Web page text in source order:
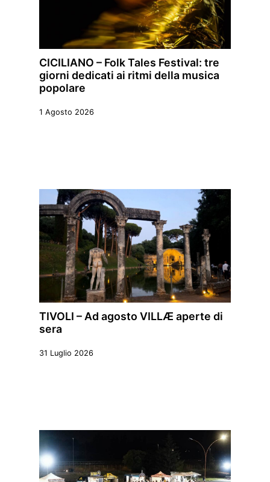
CICILIANO – Folk Tales Festival: tre
giorni dedicati ai ritmi della musica
popolare
1 Agosto 2026
TIVOLI – Ad agosto VILLÆ aperte di
sera
31 Luglio 2026